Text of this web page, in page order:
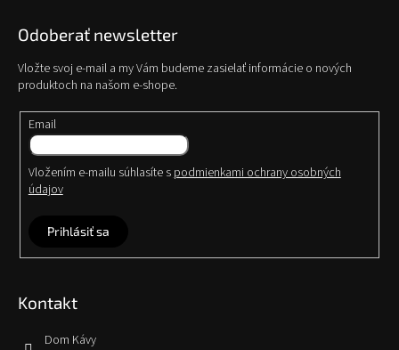
Odoberať newsletter
Vložte svoj e-mail a my Vám budeme zasielať informácie o nových
produktoch na našom e-shope.
Email
Vložením e-mailu súhlasíte spodmienkami ochrany osobných
údajov
Prihlásiť sa
Kontakt
Dom Kávy